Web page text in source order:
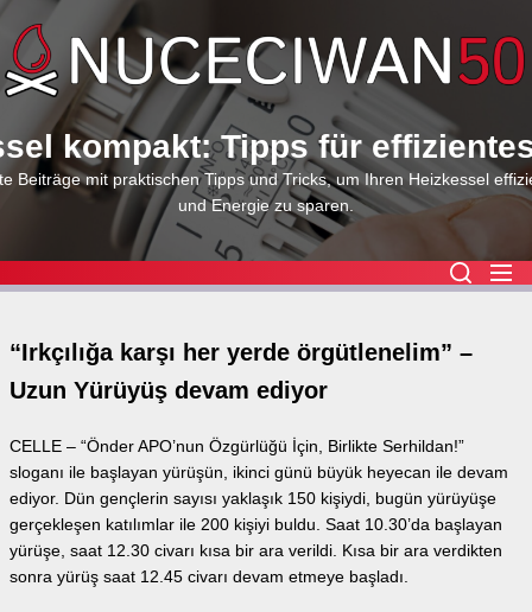
to
the
content
kompakt: Tipps für
Beiträge mit praktischen Tipps und Tricks, um Ihren Heizkessel
und Energie zu sparen.
“Irkçılığa karşı her yerde örgütlenelim” –
Uzun Yürüyüş devam ediyor
CELLE – “Önder APO’nun Özgürlüğü İçin, Birlikte Serhildan!”
sloganı ile başlayan yürüşün, ikinci günü büyük heyecan ile devam
ediyor. Dün gençlerin sayısı yaklaşık 150 kişiydi, bugün yürüyüşe
gerçekleşen katılımlar ile 200 kişiyi buldu. Saat 10.30’da başlayan
yürüşe, saat 12.30 civarı kısa bir ara verildi. Kısa bir ara verdikten
sonra yürüş saat 12.45 civarı devam etmeye başladı.